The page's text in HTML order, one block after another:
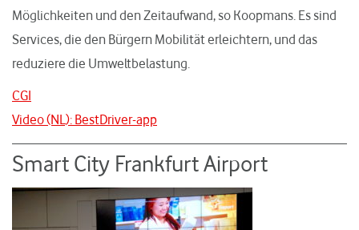
Möglichkeiten und den Zeitaufwand, so Koopmans. Es sind
Services, die den Bürgern Mobilität erleichtern, und das
reduziere die Umweltbelastung.
CGI
Video (NL): BestDriver-app
Smart City Frankfurt Airport